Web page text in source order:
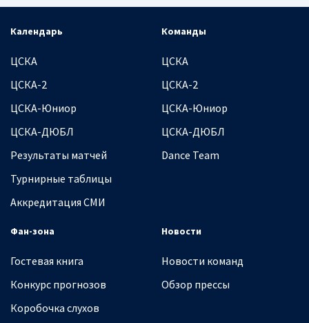
Календарь
ЦСКА
ЦСКА-2
ЦСКА-Юниор
ЦСКА-ДЮБЛ
Результаты матчей
Турнирные таблицы
Аккредитация СМИ
Команды
ЦСКА
ЦСКА-2
ЦСКА-Юниор
ЦСКА-ДЮБЛ
Dance Team
Фан-зона
Гостевая книга
Конкурс прогнозов
Коробочка слухов
Новости
Новости команд
Обзор прессы